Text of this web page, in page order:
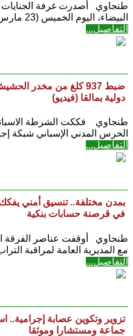
طنجاوي أصدرت غرفة الجنايات
البيضاء، اليوم الخميس (23 مارس)، أحكاما
التفاصيل...
ضبط 937 كلغ من مخدر
دولية بمالقا (فيديو)
​طنجاوي فككت الشرطة
الحرس المدني الإسباني شبكة
التفاصيل...
بمدن مختلفة.. تنسيق أمني
في قرصنة حسابات بنكية
طنجاوي أوقفت عناصر الفرقة
مع المديرية العامة لمراقبة
التفاصيل...
تزوير وتكوين عصابة إجرامية..
جماعة ومستشارا وموثقا